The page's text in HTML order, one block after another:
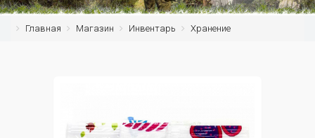
Главная Магазин Инвентарь Хранение